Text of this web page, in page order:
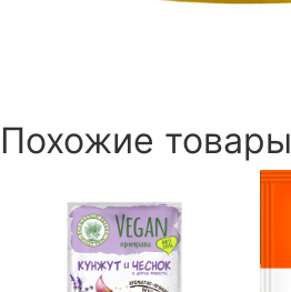
Похожие товары